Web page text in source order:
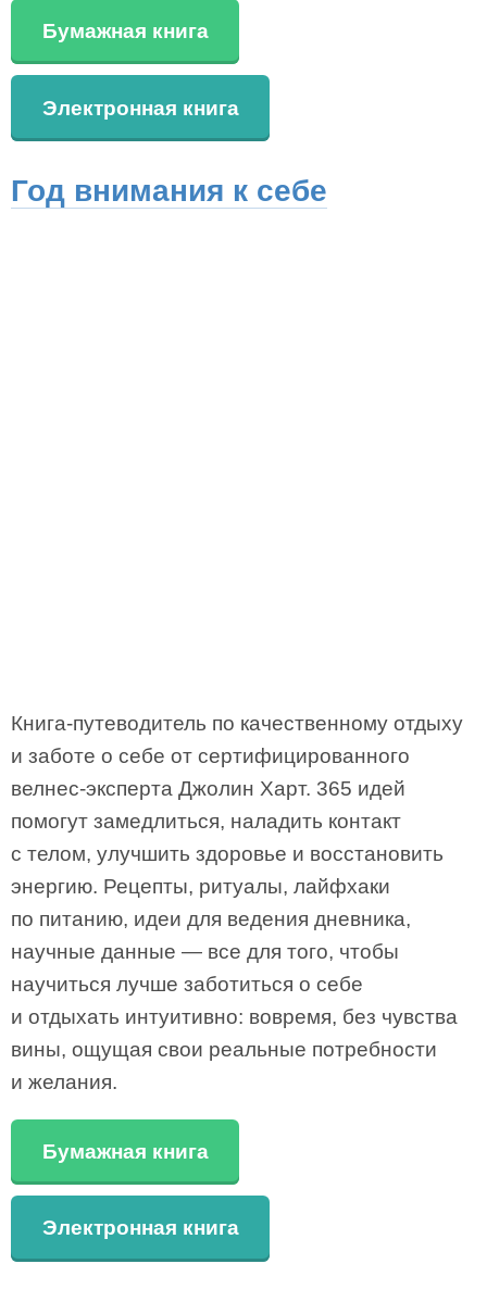
Бумажная книга
Электронная книга
Год внимания к себе
Книга-путеводитель по качественному отдыху
и заботе о себе от сертифицированного
велнес-эксперта Джолин Харт. 365 идей
помогут замедлиться, наладить контакт
с телом, улучшить здоровье и восстановить
энергию. Рецепты, ритуалы, лайфхаки
по питанию, идеи для ведения дневника,
научные данные — все для того, чтобы
научиться лучше заботиться о себе
и отдыхать интуитивно: вовремя, без чувства
вины, ощущая свои реальные потребности
и желания.
Бумажная книга
Электронная книга